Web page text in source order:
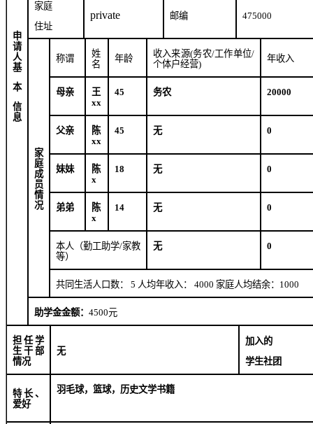
申
请
人
基
本
信
息
家庭
住址
private 邮编 475000
家
庭
成
员
情
况
称谓
姓
名
年龄 收入来源(务农/工作单位/
个体户经营)
年收入
母亲
王
xx
45 务农 20000
父亲
陈
xx
45 无 0
妹妹
陈
x
18 无 0
弟弟
陈
x
14 无 0
本人（勤工助学/家教
等）
无 0
共同生活人口数： 5 人均年收入： 4000 家庭人均结余： 1000
助学金金额： 4500元
担任学
生干部
情况
无
加入的
学生社团
特长、
爱好
羽毛球，篮球，历史文学书籍